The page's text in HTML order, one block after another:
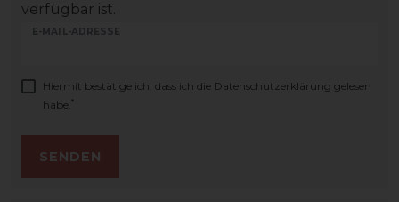
verfügbar ist.
E-MAIL-ADRESSE
Hiermit bestätige ich, dass ich die Daten­schutz­erklärung gelesen
habe. *
SENDEN